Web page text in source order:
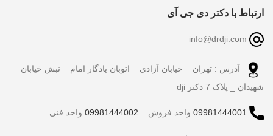
ارتباط با دکتر دی جی آی
آدرس : تهران _ خیابان آزادی _ اتوبان یادگار امام _ نبش خیابان
شهیدان _ پلاک 7 دکتر dji
09981444001 واحد فروش _ 09981444002 واحد فنی